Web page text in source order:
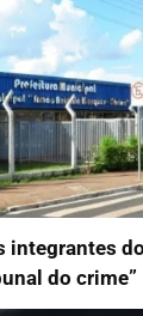
do crime”